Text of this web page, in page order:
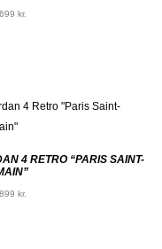
kr.
4 RETRO “PARIS SAINT-
kr.